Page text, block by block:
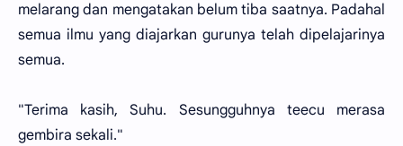
melarang dan mengatakan belum tiba saatnya. Padahal
semua ilmu yang diajarkan gurunya telah dipelajarinya
semua.
"Terima kasih, Suhu. Sesungguhnya teecu merasa
gembira sekali."